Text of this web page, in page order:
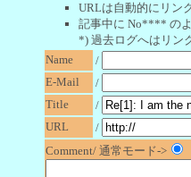
URLは自動的にリン
記事中に No**** の
*) 過去ログへはリン
Name
/
E-Mail
/
Title
/
URL
/
Comment/ 通常モード->